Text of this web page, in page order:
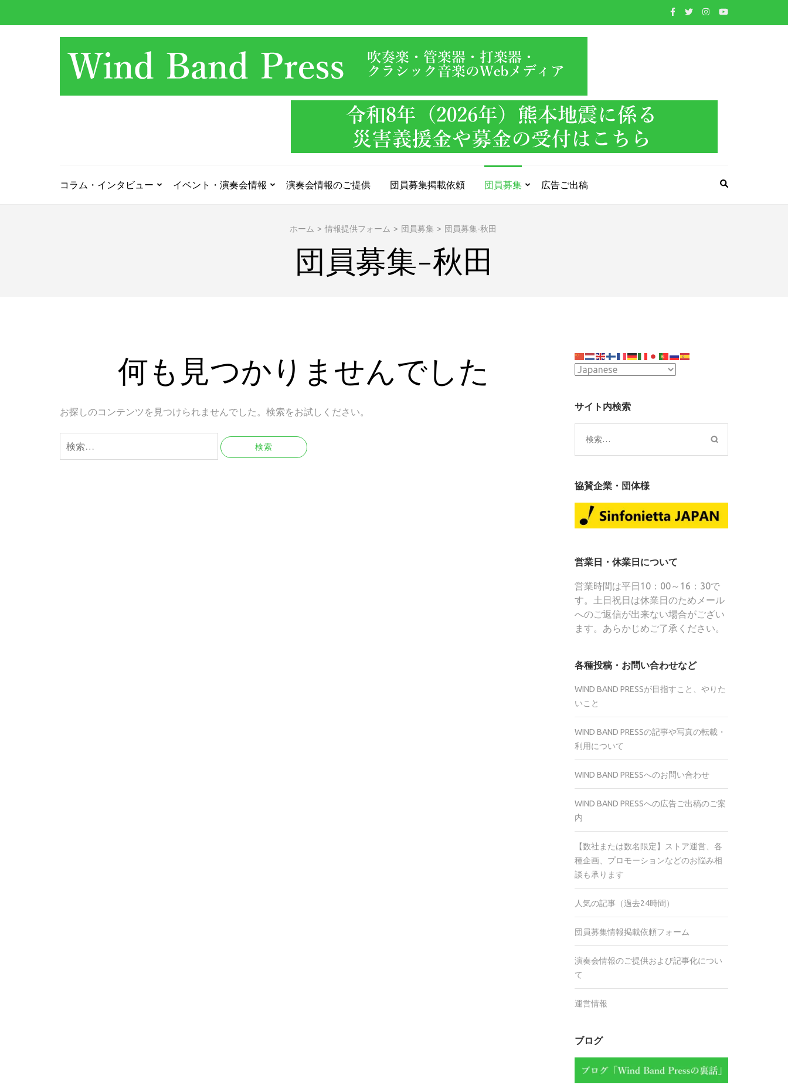
PRESS
コラム・インタビュー イベント・演奏会情報 演奏会情報のご提供 団員募集掲載依頼 団員募集 広告ご出稿
ホーム > 情報提供フォーム > 団員募集 > 団員募集-秋田
団員募集-秋田
何も見つかりませんでした
お探しのコンテンツを見つけられませんでした。検索をお試しください。
索:
サイト内検索
検
索:
協賛企業・団体様
営業日・休業日について
営業時間は平日10：00～16：30で
す。土日祝日は休業日のためメール
へのご返信が出来ない場合がござい
ます。あらかじめご了承ください。
各種投稿・お問い合わせなど
WIND BAND PRESSが目指すこと、やりた
いこと
WIND BAND PRESSの記事や写真の転載・
利用について
WIND BAND PRESSへのお問い合わせ
WIND BAND PRESSへの広告ご出稿のご案
内
【数社または数名限定】ストア運営、各
種企画、プロモーションなどのお悩み相
談も承ります
人気の記事（過去24時間）
団員募集情報掲載依頼フォーム
演奏会情報のご提供および記事化につい
て
運営情報
ブログ